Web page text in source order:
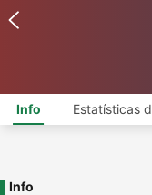
Info Estatísticas
Info